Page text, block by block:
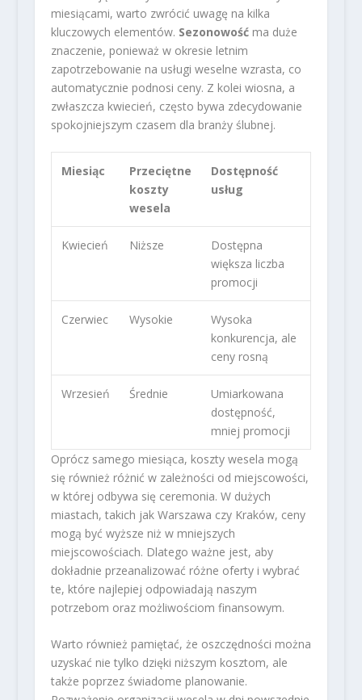
miesiącami, warto zwrócić uwagę na kilka
kluczowych elementów. Sezonowośćma duże
znaczenie, ponieważ w okresie letnim
zapotrzebowanie na usługi weselne wzrasta, co
automatycznie podnosi ceny. Z kolei wiosna, a
zwłaszcza kwiecień, często bywa zdecydowanie
spokojniejszym czasem dla branży ślubnej.
Miesiąc
Przeciętne
koszty
wesela
Dostępność
usług
Kwiecień Niższe
Dostępna
większa liczba
promocji
Czerwiec Wysokie
Wysoka
konkurencja, ale
ceny rosną
Wrzesień Średnie
Umiarkowana
dostępność,
mniej promocji
Oprócz samego miesiąca, koszty wesela mogą
się również różnić w zależności od miejscowości,
w której odbywa się ceremonia. W dużych
miastach, takich jak Warszawa czy Kraków, ceny
mogą być wyższe niż w mniejszych
miejscowościach. Dlatego ważne jest, aby
dokładnie przeanalizować różne oferty i wybrać
te, które najlepiej odpowiadają naszym
potrzebom oraz możliwościom finansowym.
Warto również pamiętać, że oszczędności można
uzyskać nie tylko dzięki niższym kosztom, ale
także poprzez świadome planowanie.